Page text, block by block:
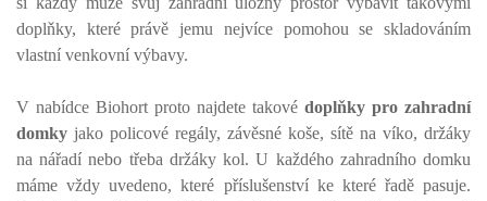
doplňky, které právě jemu nejvíce pomohou se skladováním
vlastní venkovní výbavy.
V nabídce Biohort proto najdete takové doplňky pro zahradní
domky jako policové regály, závěsné koše, sítě na víko, držáky
na nářadí nebo třeba držáky kol. U každého zahradního domku
máme vždy uvedeno, které příslušenství ke které řadě pasuje.